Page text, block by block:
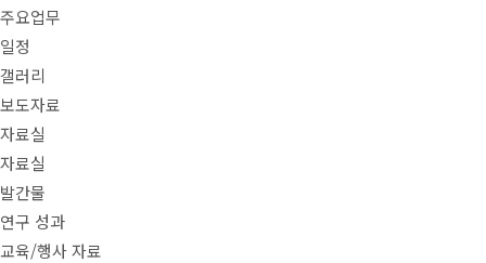
주요업무
일정
갤러리
보도자료
자료실
자료실
발간물
연구 성과
교육/행사 자료